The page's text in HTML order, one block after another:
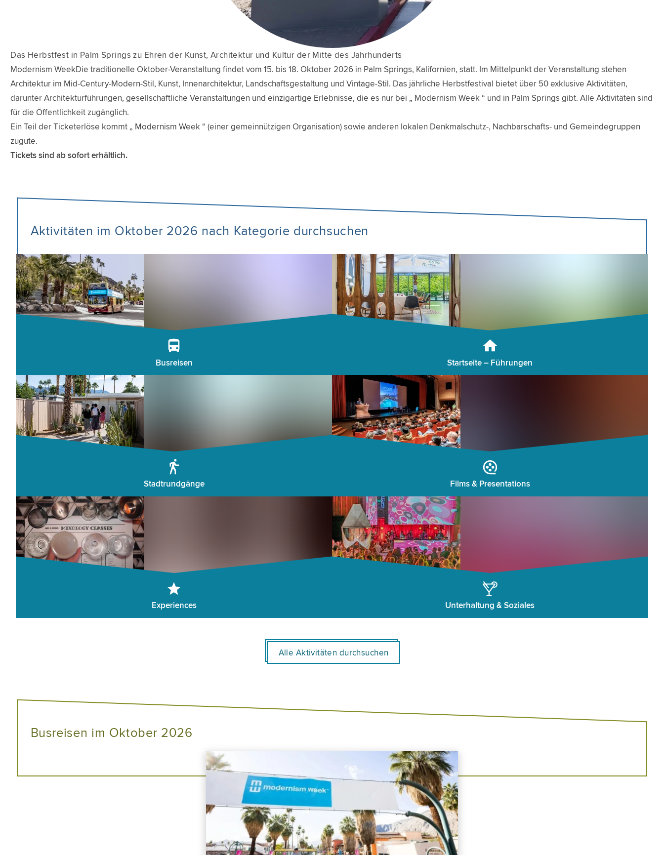
Das Herbstfest in Palm Springs zu Ehren der Kunst, Architektur und Kultur der Mitte des Jahrhunderts
Modernism WeekDie traditionelle Oktober-Veranstaltung findet vom 15. bis 18. Oktober 2026 in Palm Springs, Kalifornien, statt. Im Mittelpunkt der Veranstaltung stehen
Architektur im Mid-Century-Modern-Stil, Kunst, Innenarchitektur, Landschaftsgestaltung und Vintage-Stil. Das jährliche Herbstfestival bietet über 50 exklusive Aktivitäten,
darunter Architekturführungen, gesellschaftliche Veranstaltungen und einzigartige Erlebnisse, die es nur bei „ Modernism Week “ und in Palm Springs gibt. Alle Aktivitäten sind
für die Öffentlichkeit zugänglich.
Ein Teil der Ticketerlöse kommt „ Modernism Week “ (einer gemeinnützigen Organisation) sowie anderen lokalen Denkmalschutz-, Nachbarschafts- und Gemeindegruppen
zugute.
Tickets sind ab sofort erhältlich.
Aktivitäten im Oktober 2026 nach Kategorie durchsuchen
Busreisen Startseite – Führungen
Stadtrundgänge Films & Presentations
Experiences Unterhaltung & Soziales
Alle Aktivitäten durchsuchen
Busreisen im Oktober 2026